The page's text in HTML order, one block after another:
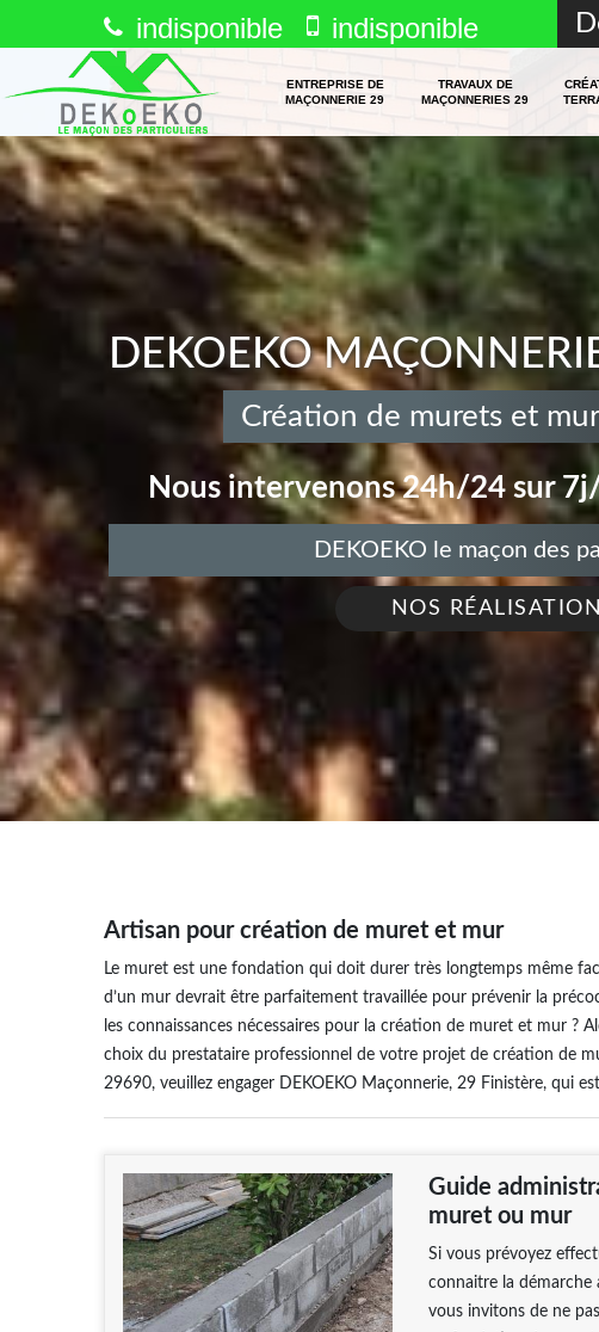
indisponible indisponible
ENTREPRISE DE
MAÇONNERIE 29
TRAVAUX DE
MAÇONNERIES 29
DEKOEKO
Création de murets et
Nous intervenons 24h/24 sur
DEKOEKO le maçon des
NOS
Artisan pour création de muret et mur
Le muret est une fondation qui doit durer très longtemps même
d’un mur devrait être parfaitement travaillée pour prévenir la
les connaissances nécessaires pour la création de muret et mur ?
choix du prestataire professionnel de votre projet de création de
29690, veuillez engager DEKOEKO Maçonnerie, 29 Finistère, qui
Guide
muret ou mur
Si vous prévoyez
connaitre la
vous invitons de ne